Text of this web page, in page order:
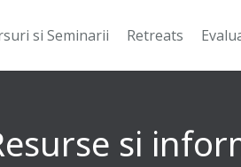
si Seminarii Retreats
si